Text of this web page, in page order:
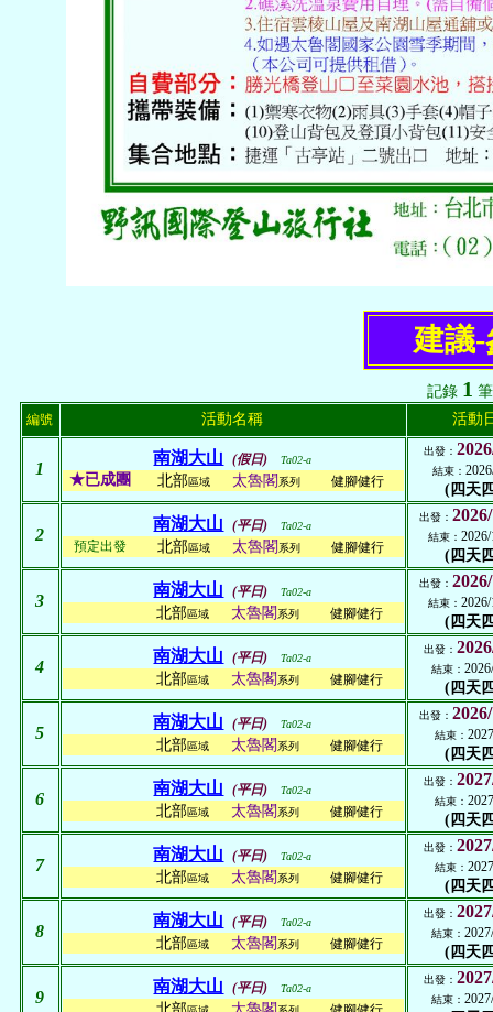
建議
記錄 1
編號 活動名稱 活動
1
南湖大山 (假日) Ta02-a
★已成團 北部區域 太魯閣系列 健腳健行
出發：
結束：
(四天
2
南湖大山 (平日) Ta02-a
預定出發 北部區域 太魯閣系列 健腳健行
出發：
結束：
(四天
3
南湖大山 (平日) Ta02-a
北部區域 太魯閣系列 健腳健行
出發：
結束：
(四天
4
南湖大山 (平日) Ta02-a
北部區域 太魯閣系列 健腳健行
出發：
結束：
(四天
5
南湖大山 (平日) Ta02-a
北部區域 太魯閣系列 健腳健行
出發：
結束：
(四天
6
南湖大山 (平日) Ta02-a
北部區域 太魯閣系列 健腳健行
出發：
結束：
(四天
7
南湖大山 (平日) Ta02-a
北部區域 太魯閣系列 健腳健行
出發：
結束：
(四天
8
南湖大山 (平日) Ta02-a
北部區域 太魯閣系列 健腳健行
出發：
結束：
(四天
9
南湖大山 (平日) Ta02-a
出發：
結束：